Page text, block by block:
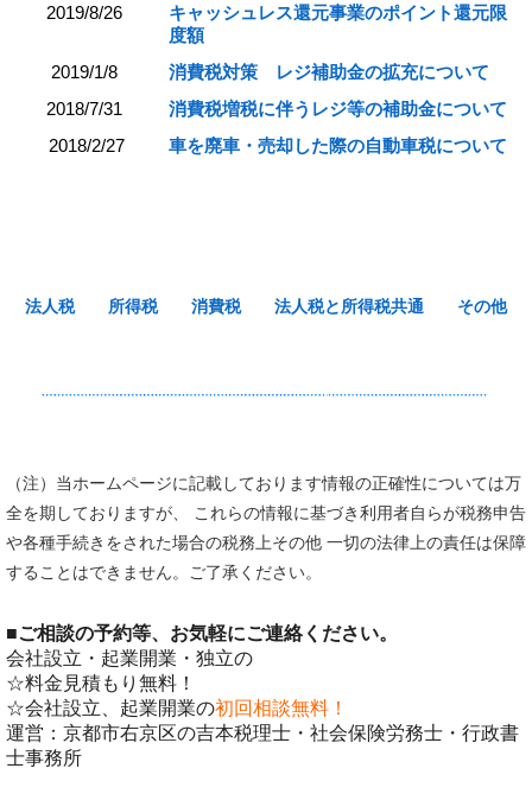
2019/8/26
キャッシュレス還元事業のポイント還元限
度額
2019/1/8
消費税対策 レジ補助金の拡充について
2018/7/31
消費税増税に伴うレジ等の補助金について
2018/2/27
車を廃車・売却した際の自動車税について
法人税 所得税 消費税 法人税と所得税共通 その他
（注）当ホームページに記載しております情報の正確性については万
全を期しておりますが、 これらの情報に基づき利用者自らが税務申告
や各種手続きをされた場合の税務上その他 一切の法律上の責任は保障
することはできません。ご了承ください。
■ご相談の予約等、お気軽にご連絡ください。
会社設立・起業開業・独立の
☆料金見積もり無料！
☆会社設立、起業開業の初回相談無料！
運営：京都市右京区の吉本税理士・社会保険労務士・行政書
士事務所